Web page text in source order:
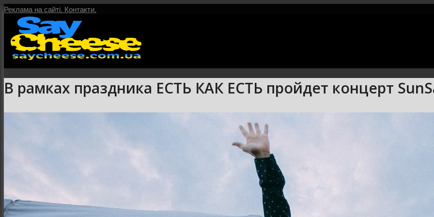
Реклама на сайті. Контакти.
Послуги
В рамках праздника ЕСТЬ КАК ЕСТЬ пройдет концерт